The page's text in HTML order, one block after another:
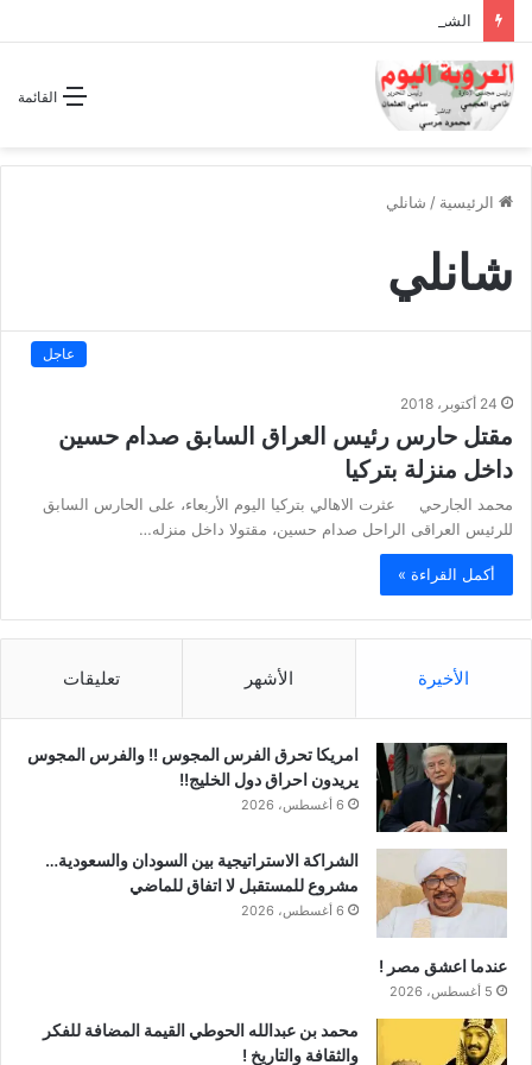
القائمة
الرئيسية / شانلي
شانلي
عاجل
24 أكتوبر، 2018
مقتل حارس رئيس العراق السابق صدام حسين
داخل منزلة بتركيا
محمد الجارحي عثرت الاهالي بتركيا اليوم الأربعاء، على الحارس السابق
للرئيس العراقى الراحل صدام حسين، مقتولا داخل منزله…
أكمل القراءة »
الأخيرة الأشهر تعليقات
امريكا تحرق الفرس المجوس !! والفرس المجوس
يريدون احراق دول الخليج!!
6 أغسطس، 2026
الشراكة الاستراتيجية بين السودان والسعودية…
مشروع للمستقبل لا اتفاق للماضي
6 أغسطس، 2026
عندما اعشق مصر !
5 أغسطس، 2026
محمد بن عبدالله الحوطي القيمة المضافة للفكر
والثقافة والتاريخ !